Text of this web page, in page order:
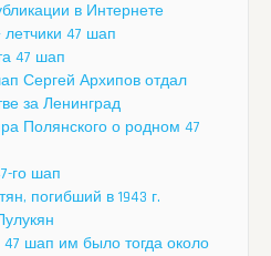
в Интернете
летчики 47 шап
47 шап
Сергей Архипов отдал
за Ленинград
Полянского о родном 47
го шап
погибший в 1943 г.
шап им было тогда около